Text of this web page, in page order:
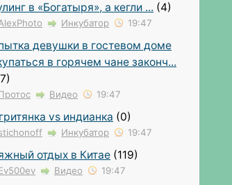
в «Богатыря», а кегли ... (4)
Инкубатор 19:47
девушки в гостевом доме
в горячем чане законч...
Видео 19:47
vs индианка (0)
Инкубатор 19:47
отдых в Китае (119)
Видео 19:47